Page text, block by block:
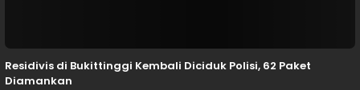
Residivis di Bukittinggi Kembali Diciduk Polisi, 62 Paket
Diamankan